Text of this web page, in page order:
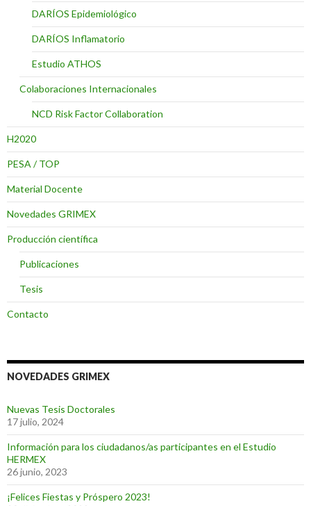
DARÍOS Epidemiológico
DARÍOS Inflamatorio
Estudio ATHOS
Colaboraciones Internacionales
NCD Risk Factor Collaboration
H2020
PESA / TOP
Material Docente
Novedades GRIMEX
Producción científica
Publicaciones
Tesis
Contacto
NOVEDADES GRIMEX
Nuevas Tesis Doctorales
17 julio, 2024
Información para los ciudadanos/as participantes en el Estudio
HERMEX
26 junio, 2023
¡Felices Fiestas y Próspero 2023!